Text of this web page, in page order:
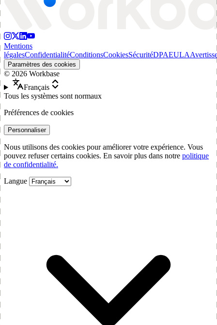
Mentions
légalesConfidentialitéConditionsCookiesSécuritéDPAEULA
Paramètres des cookies
© 2026 Workbase
Français
Tous les systèmes sont normaux
Préférences de cookies
Personnaliser
Nous utilisons des cookies pour améliorer votre expérience. Vous
pouvez refuser certains cookies. En savoir plus dans notre politique
de confidentialité.
Langue